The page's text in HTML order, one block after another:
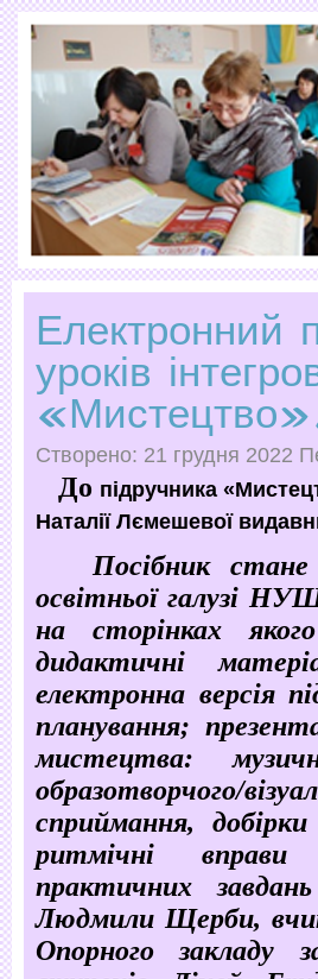
Електронний
уроків
Створено: 21 грудня 2022
До підручника
Наталії Лємешевої
Посібник
освітньої галузі
на сторінках
дидактичні
електронна версія
планування;
мистецтва:
образотворчого/
сприймання,
ритмічні вправи
практичних
Людмили Щерби,
Опорного закладу